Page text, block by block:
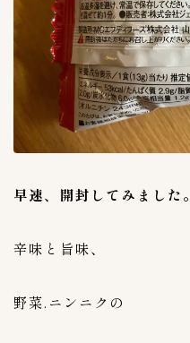
上野キムチ 第一物産 3
上野キムチ-まるきん
丸萬商店 1
今泉食品 1
大阪チェさんのキムチ 1
大阪チェさんのキムチ
早速、開封してみました。
辛味と旨味、
野菜.ニンニクの